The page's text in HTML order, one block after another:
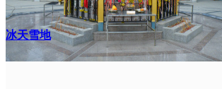
冰天雪地